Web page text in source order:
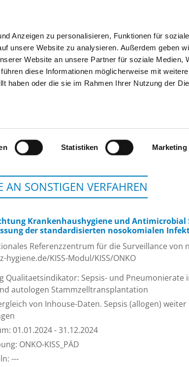
Anzeigen zu personalisieren, Funktionen für
unsere Website zu analysieren. Außerdem geben
Website an unsere Partner für soziale Medien,
diese Informationen möglicherweise mit
haben oder die sie im Rahmen Ihrer Nutzung der
Statistiken Marketing
SUCHEN TIPPS & HILFE DAS DKV
AN SONSTIGEN VERFAHREN
Krankenhaushygiene und
der standardisierten nosokomialen
Referenzzentrum für die Surveillance von
hygiene.de/KISS-Modul/KISS/ONKO
Qualitaetsindikator: Sepsis- und
autologen Stammzelltransplantation
von Inhouse-Daten. Sepsis (allogen)
01.01.2024 - 31.12.2024
ONKO-KISS_PÄD
---